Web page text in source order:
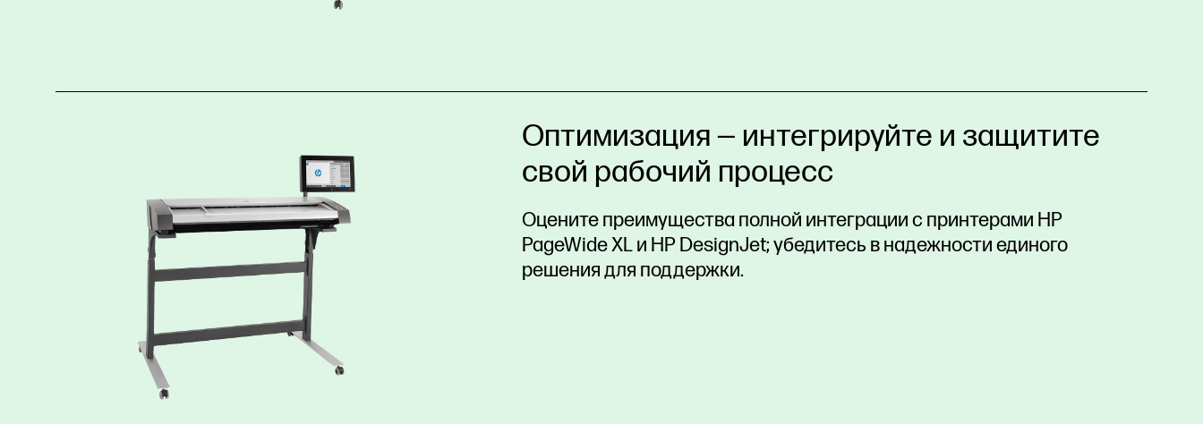
Оптимизация — интегрируйте и защитите
свой рабочий процесс
Оцените преимущества полной интеграции с принтерами HP
PageWide XL и HP DesignJet; убедитесь в надежности единого
решения для поддержки.